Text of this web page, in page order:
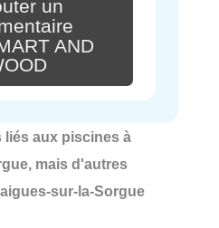
un
AND
liés aux piscines à
mais d'autres
sur-la-Sorgue